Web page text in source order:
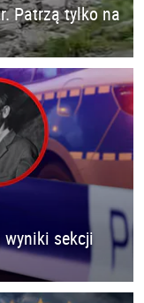
Patrzą tylko na
wyniki sekcji